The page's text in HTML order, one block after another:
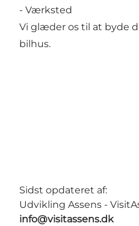
- Værksted
Vi glæder os til at byde
bilhus.
Sidst opdateret af:
Udvikling Assens -
info@visitassens.dk